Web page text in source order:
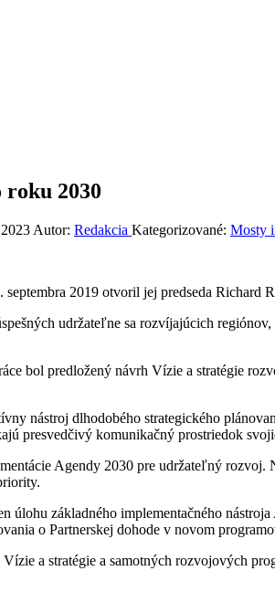
roku 2030
Autor: Redakcia Kategorizované: Mosty
2019 otvoril jej predseda Richard
udržateľne sa rozvíjajúcich
bol predložený návrh Vízie a stratégie
nástroj dlhodobého strategického
presvedčivý komunikačný prostriedok
Agendy 2030 pre udržateľný
základného implementačného
o Partnerskej dohode v novom
a stratégie a samotných rozvojových